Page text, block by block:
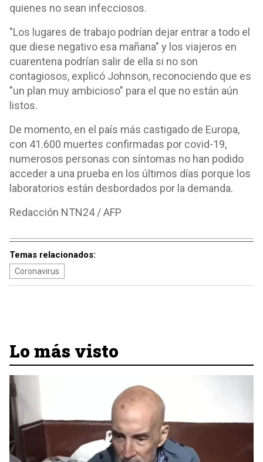
quienes no sean infecciosos.
"Los lugares de trabajo podrían dejar entrar a todo el
que diese negativo esa mañana" y los viajeros en
cuarentena podrían salir de ella si no son
contagiosos, explicó Johnson, reconociendo que es
"un plan muy ambicioso" para el que no están aún
listos.
De momento, en el país más castigado de Europa,
con 41.600 muertes confirmadas por covid-19,
numerosos personas con síntomas no han podido
acceder a una prueba en los últimos días porque los
laboratorios están desbordados por la demanda.
Redacción NTN24 / AFP
Temas relacionados:
Coronavirus
Lo más visto